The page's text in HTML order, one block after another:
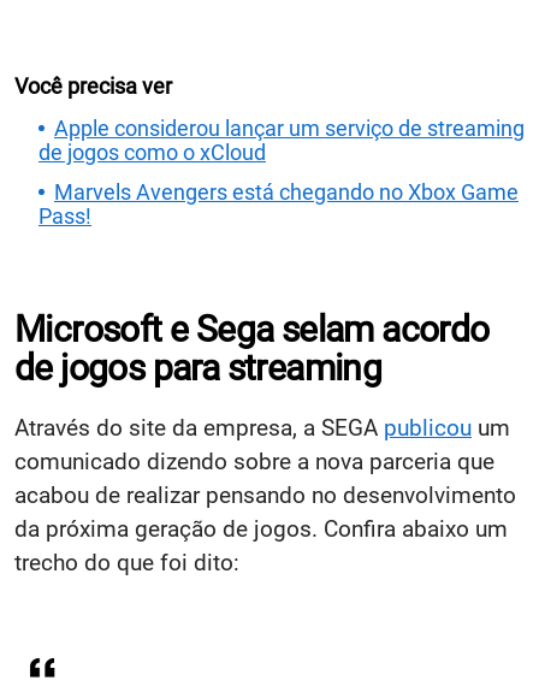
Você precisa ver
Apple considerou lançar um serviço de streaming
de jogos como o xCloud
Marvels Avengers está chegando no Xbox Game
Pass!
Microsoft e Sega selam acordo
de jogos para streaming
Através do site da empresa, a SEGA publicou um
comunicado dizendo sobre a nova parceria que
acabou de realizar pensando no desenvolvimento
da próxima geração de jogos. Confira abaixo um
trecho do que foi dito: